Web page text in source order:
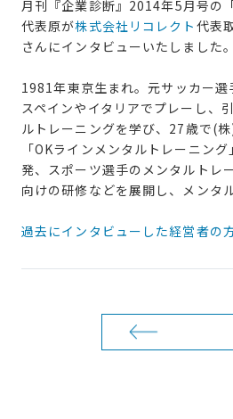
月刊『企業診断』2014年5月号の
代表原が株式会社リコレクト 代表
さんにインタビューいたしました。
1981年東京生まれ。元サッカー選
スペインやイタリアでプレーし、
ルトレーニングを学び、27歳で(株
「OKラインメンタルトレーニン
発、スポーツ選手のメンタルトレ
向けの研修などを展開し、メンタ
過去にインタビューした経営者の